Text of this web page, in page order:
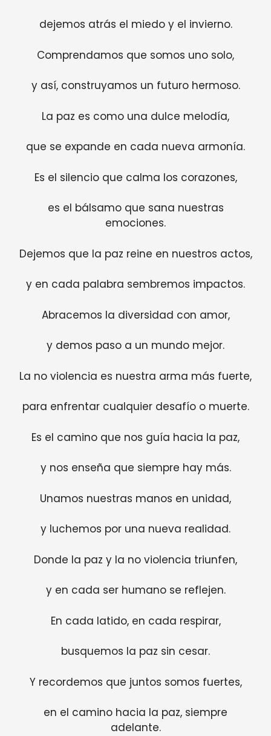
dejemos atrás el miedo y el invierno.
Comprendamos que somos uno solo,
y así, construyamos un futuro hermoso.
La paz es como una dulce melodía,
que se expande en cada nueva armonía.
Es el silencio que calma los corazones,
es el bálsamo que sana nuestras
emociones.
Dejemos que la paz reine en nuestros actos,
y en cada palabra sembremos impactos.
Abracemos la diversidad con amor,
y demos paso a un mundo mejor.
La no violencia es nuestra arma más fuerte,
para enfrentar cualquier desafío o muerte.
Es el camino que nos guía hacia la paz,
y nos enseña que siempre hay más.
Unamos nuestras manos en unidad,
y luchemos por una nueva realidad.
Donde la paz y la no violencia triunfen,
y en cada ser humano se reflejen.
En cada latido, en cada respirar,
busquemos la paz sin cesar.
Y recordemos que juntos somos fuertes,
en el camino hacia la paz, siempre
adelante.